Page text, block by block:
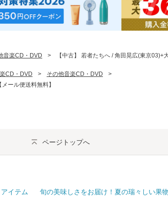
音楽CD・DVD > 【中古】 若者たちへ / 角田晃広(東京
CD・DVD > その他音楽CD・DVD
>
ール便送料無料】
ページトップへ
イテム 旬の美味しさをお届け！夏の瑞々しい果